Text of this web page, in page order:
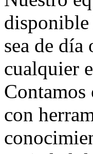
disponible
sea de día
cualquier
Contamos
con